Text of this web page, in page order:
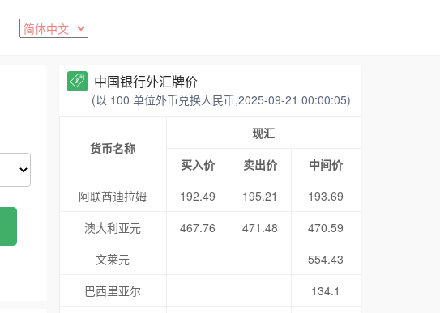
中国银行外汇牌价
(以 100 单位外币兑换人民币,2025-09-21 00:00:05)
货币名称
现汇
买入价
卖出价
中间价
阿联酋迪拉姆
192.49 195.21
193.69
澳大利亚元
467.76 471.48
470.59
文莱元
554.43
巴西里亚尔
134.1